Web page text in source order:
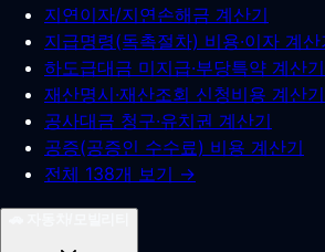
지연이자/지연손해금 계산기
지급명령(독촉절차) 비용·이자 계산
하도급대금 미지급·부당특약 계산기
재산명시·재산조회 신청비용 계산기
공사대금 청구·유치권 계산기
공증(공증인 수수료) 비용 계산기
전체 138개 보기 →